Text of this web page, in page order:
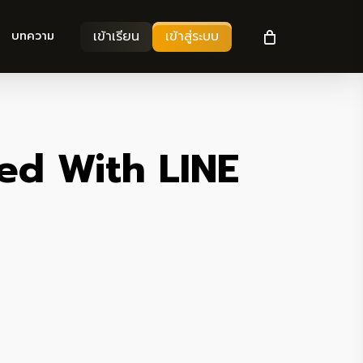
บทความ เข้าเรียน เข้าสู่ระบบ
With LINE